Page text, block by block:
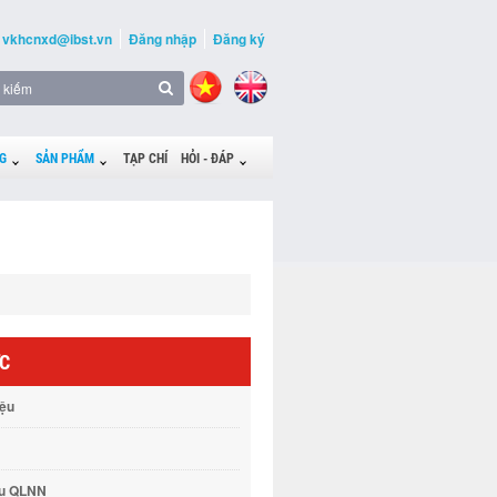
vkhcnxd@ibst.vn Đăng nhập Đăng ký
SẢN PHẨM TẠP CHÍ HỎI - ĐÁP
QLNN